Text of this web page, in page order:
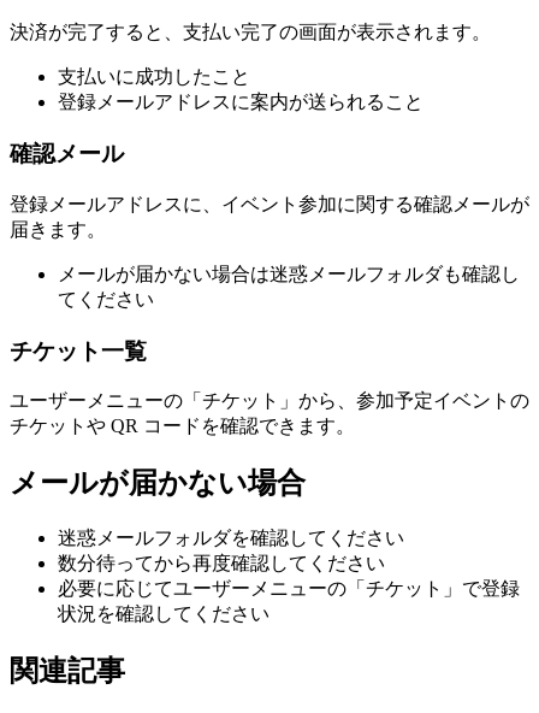
決済が完了すると、支払い完了の画面が表示されます。
支払いに成功したこと
登録メールアドレスに案内が送られること
確認メール
登録メールアドレスに、イベント参加に関する確認メールが
届きます。
メールが届かない場合は迷惑メールフォルダも確認し
てください
チケット一覧
ユーザーメニューの「チケット」から、参加予定イベントの
チケットや QR コードを確認できます。
メールが届かない場合
迷惑メールフォルダを確認してください
数分待ってから再度確認してください
必要に応じてユーザーメニューの「チケット」で登録
状況を確認してください
関連記事